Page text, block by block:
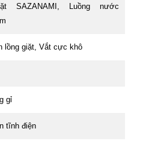
SAZANAMI, Luồng nước
lồng giặt, Vắt cực khô
gỉ
tĩnh điện